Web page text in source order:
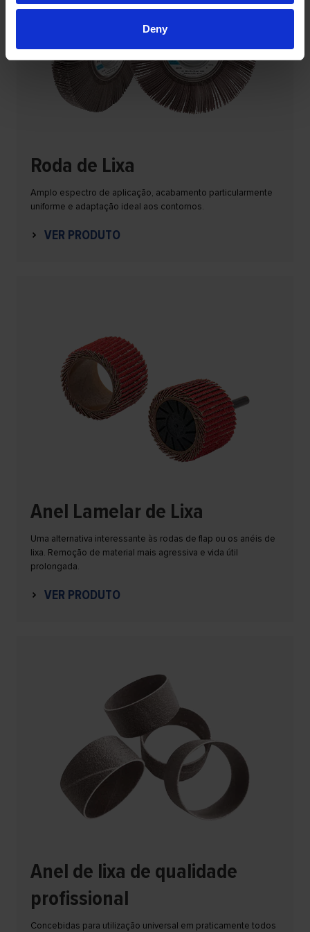
Deny
Roda de Lixa
Amplo espectro de aplicação, acabamento particularmente
uniforme e adaptação ideal aos contornos.
VER PRODUTO
Anel Lamelar de Lixa
Uma alternativa interessante às rodas de flap ou os anéis de
lixa. Remoção de material mais agressiva e vida útil
prolongada.
VER PRODUTO
Anel de lixa de qualidade
profissional
Concebidas para utilização universal em praticamente todos